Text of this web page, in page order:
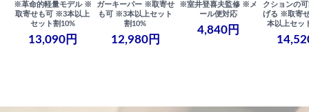
※革命的軽量モデル ※
取寄せも可 ※3本以上
セット割10%
13,090円
ガーキーパー ※取寄せ
も可 ※3本以上セット
割10%
12,980円
※室井登喜夫監修 ※メ
ール便対応
4,840円
クションの
げる ※取寄
本以上セッ